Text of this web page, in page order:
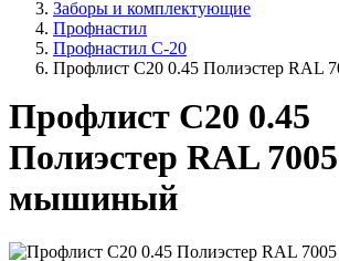
Заборы и комплектующие
Профнастил
Профнастил С-20
Профлист С20 0.45 Полиэстер RAL
Профлист С20 0.45
Полиэстер RAL 7005
мышиный